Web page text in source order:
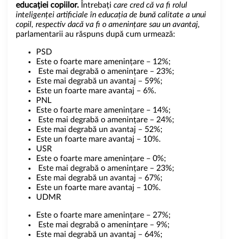
educației copiilor. Întrebați care cred că va fi rolul
inteligenței artificiale în educația de bună calitate a unui
copil, respectiv dacă va fi o amenințare sau un avantaj,
parlamentarii au răspuns după cum urmează:
PSD
Este o foarte mare amenințare – 12%;
Este mai degrabă o amenințare – 23%;
Este mai degrabă un avantaj – 59%;
Este un foarte mare avantaj – 6%.
PNL
Este o foarte mare amenințare – 14%;
Este mai degrabă o amenințare – 24%;
Este mai degrabă un avantaj – 52%;
Este un foarte mare avantaj – 10%.
USR
Este o foarte mare amenințare – 0%;
Este mai degrabă o amenințare – 23%;
Este mai degrabă un avantaj – 67%;
Este un foarte mare avantaj – 10%.
UDMR
Este o foarte mare amenințare – 27%;
Este mai degrabă o amenințare – 9%;
Este mai degrabă un avantaj – 64%;